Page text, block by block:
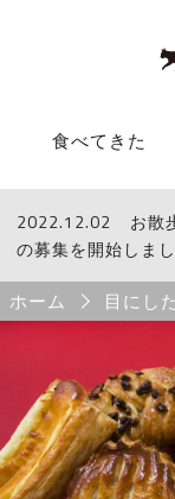
STROLL Menu
食べてきた
STROLLからのお
2022.12.02
お散
の募集を開始しま
Breadcrumb
ホーム 目にし